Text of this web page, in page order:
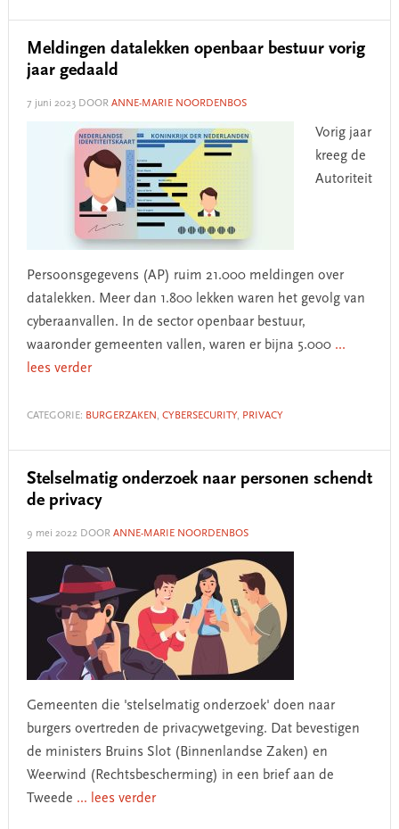
Meldingen datalekken openbaar bestuur vorig
jaar gedaald
7 juni 2023DOOR ANNE-MARIE NOORDENBOS
Vorig jaar
kreeg de
Autoriteit
Persoonsgegevens (AP) ruim 21.000 meldingen over
datalekken. Meer dan 1.800 lekken waren het gevolg van
cyberaanvallen. In de sector openbaar bestuur,
waaronder gemeenten vallen, waren er bijna 5.000 ...
lees verder
CATEGORIE: BURGERZAKEN , CYBERSECURITY, PRIVACY
Stelselmatig onderzoek naar personen schendt
de privacy
9 mei 2022DOOR ANNE-MARIE NOORDENBOS
Gemeenten die 'stelselmatig onderzoek' doen naar
burgers overtreden de privacywetgeving. Dat bevestigen
de ministers Bruins Slot (Binnenlandse Zaken) en
Weerwind (Rechtsbescherming) in een brief aan de
Tweede ... lees verder